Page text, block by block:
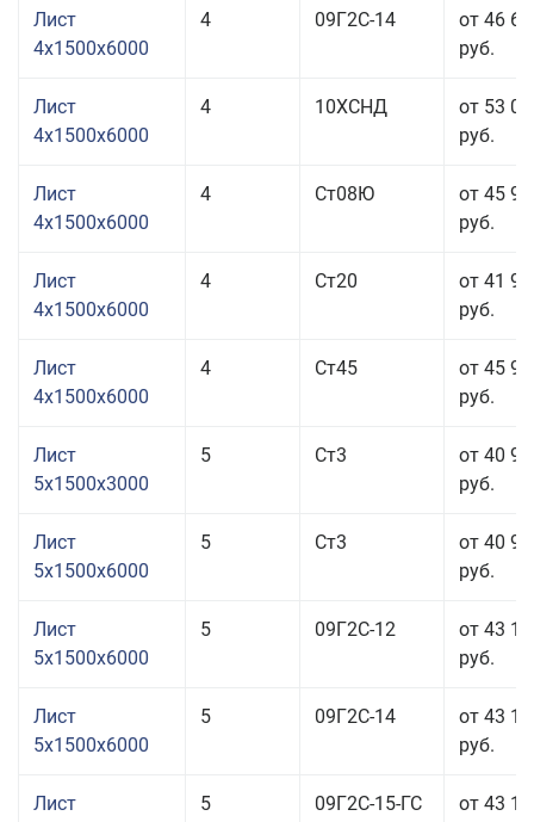
Лист
4x1500x6000
4 09Г2С-14
от 46
руб.
Лист
4x1500x6000
4 10ХСНД
от 53
руб.
Лист
4x1500x6000
4 Ст08Ю
от 45
руб.
Лист
4x1500x6000
4 Ст20
от 41
руб.
Лист
4x1500x6000
4 Ст45
от 45
руб.
Лист
5x1500x3000
5 Ст3
от 40
руб.
Лист
5x1500x6000
5 Ст3
от 40
руб.
Лист
5x1500x6000
5 09Г2С-12
от 43
руб.
Лист
5x1500x6000
5 09Г2С-14
от 43
руб.
Лист
5 09Г2С-15-ГС
от 43